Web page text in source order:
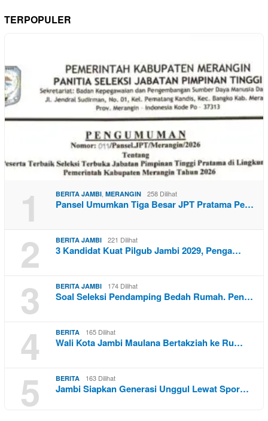
TERPOPULER
1 BERITA JAMBI, MERANGIN 258 Dilihat
Pansel Umumkan Tiga Besar JPT Pratama Pe…
2 BERITA JAMBI 221 Dilihat
3 Kandidat Kuat Pilgub Jambi 2029, Penga…
3 BERITA JAMBI 174 Dilihat
Soal Seleksi Pendamping Bedah Rumah. Pen…
4 BERITA 165 Dilihat
Wali Kota Jambi Maulana Bertakziah ke Ru…
5 BERITA 163 Dilihat
Jambi Siapkan Generasi Unggul Lewat Spor…